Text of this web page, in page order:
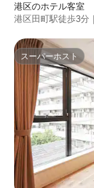
港区のホテル客室
港区田町駅徒歩3分
スーパーホスト
スーパーホスト